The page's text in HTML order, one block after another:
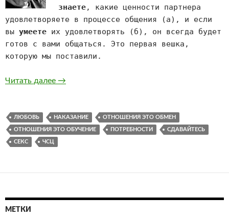
знаете, какие ценности партнера
удовлетворяете в процессе общения (а), и если
вы умеете их удовлетворять (б), он всегда будет
готов с вами общаться. Это первая вешка,
которую мы поставили.
Читать далее Любовь все портит
→
ЛЮБОВЬ НАКАЗАНИЕ ОТНОШЕНИЯ ЭТО ОБМЕН
ОТНОШЕНИЯ ЭТО ОБУЧЕНИЕ ПОТРЕБНОСТИ СДАВАЙТЕСЬ
СЕКС ЧСЦ
МЕТКИ